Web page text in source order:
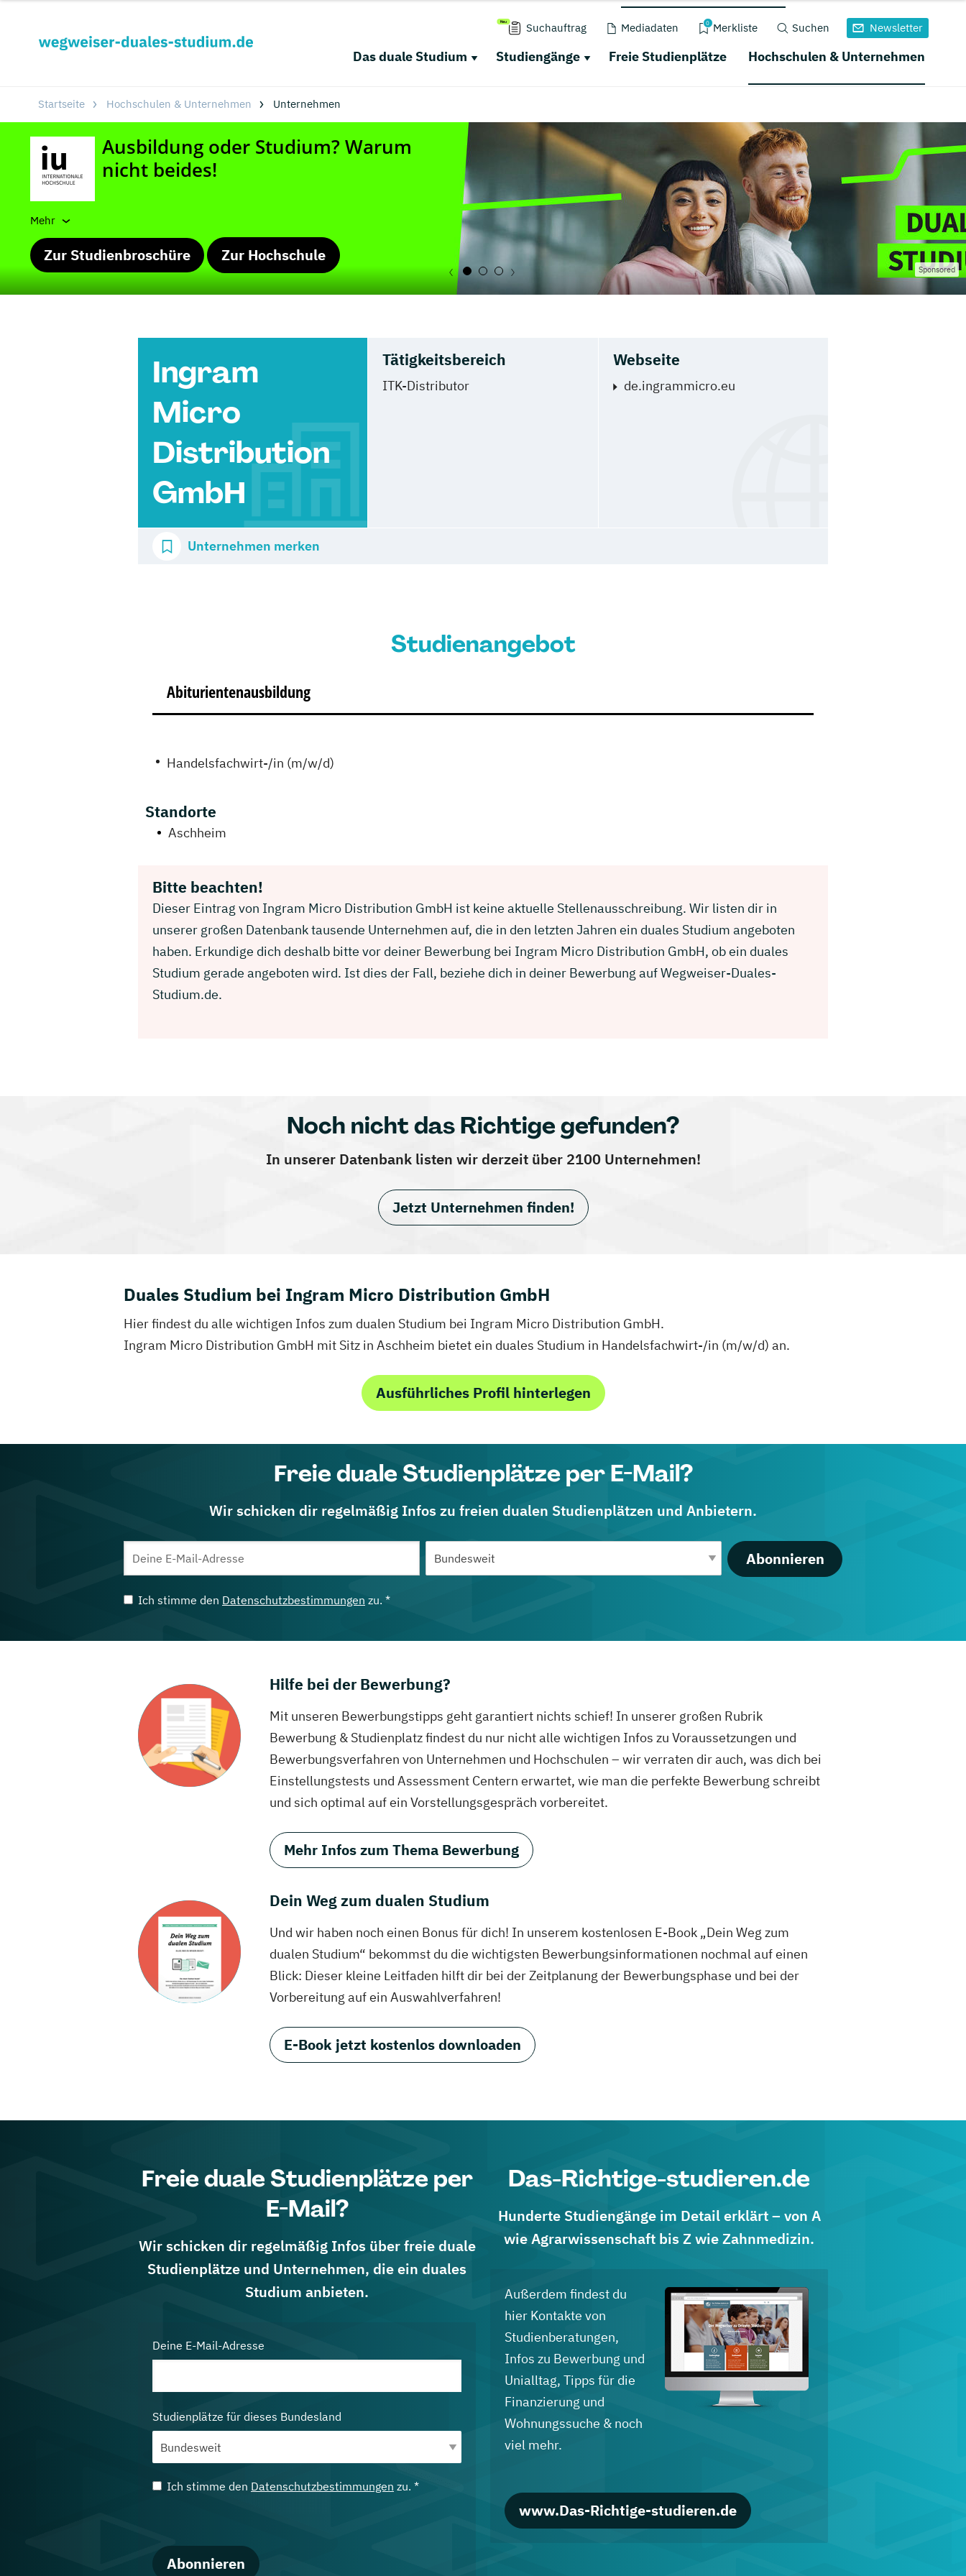
Suchauftrag Mediadaten 0 Merkliste Suchen Newsletter
Das duale Studium Studiengänge Freie Studienplätze Hochschulen & Unternehmen
Startseite Hochschulen & Unternehmen Unternehmen
Mehr
Zur Studienbroschüre Zur Hochschule
Sponsored
Ingram
Micro
Distribution
GmbH
Tätigkeitsbereich
ITK-Distributor
Webseite
de.ingrammicro.eu
Unternehmen merken
Studienangebot
Abiturientenausbildung
Handelsfachwirt-/in (m/w/d)
Standorte
Aschheim
Bitte beachten!
Dieser Eintrag von Ingram Micro Distribution GmbH ist keine aktuelle Stellenausschreibung. Wir listen dir in
unserer großen Datenbank tausende Unternehmen auf, die in den letzten Jahren ein duales Studium angeboten
haben. Erkundige dich deshalb bitte vor deiner Bewerbung bei Ingram Micro Distribution GmbH, ob ein duales
Studium gerade angeboten wird. Ist dies der Fall, beziehe dich in deiner Bewerbung auf Wegweiser-Duales-
Studium.de.
Noch nicht das Richtige gefunden?
In unserer Datenbank listen wir derzeit über 2100 Unternehmen!
Jetzt Unternehmen finden!
Duales Studium bei Ingram Micro Distribution GmbH
Hier findest du alle wichtigen Infos zum dualen Studium bei Ingram Micro Distribution GmbH.
Ingram Micro Distribution GmbH mit Sitz in Aschheim bietet ein duales Studium in Handelsfachwirt-/in (m/w/d) an.
Ausführliches Profil hinterlegen
Freie duale Studienplätze per E-Mail?
Wir schicken dir regelmäßig Infos zu freien dualen Studienplätzen und Anbietern.
Abonnieren
Ich stimme den Datenschutzbestimmungen zu. *
Hilfe bei der Bewerbung?
Mit unseren Bewerbungstipps geht garantiert nichts schief! In unserer großen Rubrik
Bewerbung & Studienplatz findest du nur nicht alle wichtigen Infos zu Voraussetzungen und
Bewerbungsverfahren von Unternehmen und Hochschulen – wir verraten dir auch, was dich bei
Einstellungstests und Assessment Centern erwartet, wie man die perfekte Bewerbung schreibt
und sich optimal auf ein Vorstellungsgespräch vorbereitet.
Mehr Infos zum Thema Bewerbung
Dein Weg zum dualen Studium
Und wir haben noch einen Bonus für dich! In unserem kostenlosen E-Book „Dein Weg zum
dualen Studium“ bekommst du die wichtigsten Bewerbungsinformationen nochmal auf einen
Blick: Dieser kleine Leitfaden hilft dir bei der Zeitplanung der Bewerbungsphase und bei der
Vorbereitung auf ein Auswahlverfahren!
E-Book jetzt kostenlos downloaden
Freie duale Studienplätze per
E-Mail?
Wir schicken dir regelmäßig Infos über freie duale
Studienplätze und Unternehmen, die ein duales
Studium anbieten.
Deine E-Mail-Adresse
Studienplätze für dieses Bundesland
Ich stimme den Datenschutzbestimmungen zu. *
Abonnieren
Das-Richtige-studieren.de
Hunderte Studiengänge im Detail erklärt – von A
wie Agrarwissenschaft bis Z wie Zahnmedizin.
Außerdem findest du
hier Kontakte von
Studienberatungen,
Infos zu Bewerbung und
Unialltag, Tipps für die
Finanzierung und
Wohnungssuche & noch
viel mehr.
www.Das-Richtige-studieren.de